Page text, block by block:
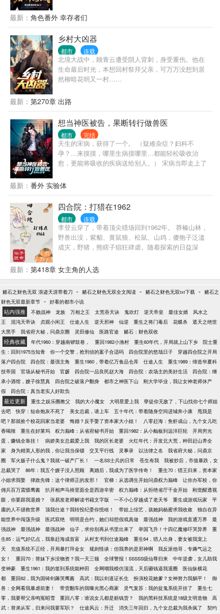
自己当人。” “？” ... 自我介绍一下，我叫程实，从不骗
人的程实。 什么，你没听说过我？ 没关系，你只是还
没被我骗过。 很快，你就会记得了。 ... 书名，其他均
为推广。 无系统，不无敌，非爽文，介意慎入 ...
最新： 角色番外 幸存者们
乡村大凶器
都市 连载
北境大战中，顾青云遭受阴人背刺，身受重伤。他在
生命最后时光，本想回村祭拜父亲，可万万没想到居
然柳暗花明又一村……
最新： 第270章 出路
想当神医被告，果断转行做兽医
都市 完结
天生的宋病，获得了一个。 （疑难杂症？妇科不
孕？…来摸摸，哪里生病摸哪里…都能轻松吸收治
愈，更能将吸收的疾病送给别人。） 宋病当即走上了
友的眼睛，挽救十八名身患绝症的陌生人。 却反手被
女友和这些人告上了法庭。 告他无证行医。 最终被判
罚五百万。 于是，宋病只能无奈将病还给了这些驴。
果断转行当上了一名有爱的兽医。 半月后，女友和十
八驴却急了。 十八马户：“宋神医，我们错了，求求你
再救救我们吧，我们再也不告你了。” 女友：“宋病，
你还是爱我的对不对，只要你把我的眼睛治好，我就
再也不离开你了。” 宋病笑道：“抱歉各位，我只是个
己一口的马户，再次恬不知耻的来求自己治病，宋病
坐看好戏。 抱歉，你们的死活不再关我什么事！ 我只
是个兽医，专治禽兽的兽医！
最新： 番外 实验体
四合院：打猎在1962
都市 连载
李登云穿了，带着顶尖猎场回到1962年。 莽榛山林，
野兽出没，紫貂、黄鼠狼、松鼠、山鸡，傻狍子泛滥
成灾，野猪，熊瞎子猖狂肆虐。随着探索的日益深
百年灵芝逐渐揭开神秘面纱。 负伤回城的李登云毅然
扛起水连珠，为恓惶年代换个活法…… 治愈系，轻松
最新： 第418章 女主角的人选
赌石之财色无双 浪迹天涯带着刀 - 赌石之财色无双全文阅读 - 赌石之财色无双txt下载 -
赌石之
财色无双最新章节 - 好看的都市小说
站内强推 不败战神 龙族 万相之王 太荒吞天诀 鬼吹灯 逆天帝皇 最佳女婿
风水之
王
混沌天帝诀 贞观小闲王 仕途人生 逆天邪神 仙逆 重生之将门毒后 花蝶杀
遮天之绝世
大黑手
我省府大秘，问鼎京圈 灵田修仙 医路官途 赌石：财色双收
经典收藏 年代1960：穿越南锣鼓巷， 重回1982小渔村 重生60年代，开局就上山下乡
院士重
生：回到1975当知青
你一个交警，抢刑侦的案子合适吗 四合院里的悠哉日子
穿越四合院之开局
落户四合院
四合院：最强主角 重生1960，带着亿万食品仓库 仕途人生
重生1989：缔造华夏科
技帝国
官场从秘书开始 官媛 四合院一品良民赵大海 四合院：农场主的美好生活
四合院：继
承小酒馆，嫂子徐慧真
四合院之破落户翻身 都市之神医下山
刚大学毕业，我让女神老师休产
假
四合院：真当老实人好欺负
最近更新 重生之娱乐圈教父 我的大小魔女 大明星爱上我
孽徒你无敌了，下山找你七个师姐
去吧
快穿：短命炮灰不死了 美女总裁，请上车 五十年代：带着随身空间进城奔小康
甩我是
吧？那就捡个校花回家当老婆
悔婚？反手娶了资本家大小姐！
八零赶海：鱼虾成山，九个女儿吃
香喝辣
重生在好莱坞 权力巅峰：从省府秘书开始 重回1982：从小舢板到远洋巨轮
开局穷光
蛋，赚钱全靠挂！
病娇美女总裁爱上我 我的区长老婆
火红年代：开发北大荒，种田赶山养全
家
身为精英人形的我，你让我当保镖 交叉平行线 灵事录 以法律之名
我省府大秘，问鼎京
圈
军火贩子什么鬼？我就一破产厂长！ 一名SS士兵的日常 苍生有我
我被炒后，市值暴跌，女
总裁哭了
86年：我五个嫂子没人照顾 离婚后，我成为了医学传奇！
重生70：猎王归来，资本家
小姐求我娶
律政先锋：这个律师正的发邪！ 官梯：从选调生开始问鼎权力巅峰
让你办军校，你
佣兵百万震慑鹰酱
扒开相声马褂里面全是西游辛密 权力巅峰：从拒绝省厅千金开始
刚觉醒透视
眼，你要跟我退婚？
张易发老师解读书籍文字版 一不小心穿越成了老天爷 重生成游戏玩家
平
庸的人不拯救世界
顶我仕途？我转投纪委你慌啥！ 带娃上综艺，孩她妈杨蜜求我收敛
独自在异
能世界中闯荡升级
医武双绝 明明是合约，她们却想假戏真做 最强战神 我的游戏直通万界
最
强战神
最强战神 最强战神 仙子，求你别再从书里出来了 举国飞升！十四亿魔修吓哭异界
重
生85：运气好亿点，我靠赶海成首富
从村支书到仕途巅峰
重生64，猎人出身，妻女被我宠上
天
充值系统不正经，开局暴打拜金女 规则怪谈：但我养的是邪神啊
我反派他哥，专薅气运之
女！
重回70：替妹下乡没物资？我一天三顿 全球警报！SSSSS级仙尊归来
中年逆袭，女儿助我
变神豪
重生1961：我的签到系统能种田 全网嘲我模仿顶流，天后砸钱逼我退圈
医仙纵横花
都
重回62，我为国铸剑薅哭鹰酱 高武：我以剑道证长生 扮演校花她爹？女神努力我躺平！
御
兽：全网看我暴虐前妻！
带货翻车的我曝光黑心商家 灵气复苏：我的捉鬼系统开挂了
重生七
零，我要帮父亲鸣冤昭雪
重回八零：谁说女儿都是赔钱货？ 我的黑科技系统是18级文明造物
高
武：替弟从军，归来问我要军职？
仕途风云：升迁 消失三年回归，九个女总裁为我杀疯了 契约